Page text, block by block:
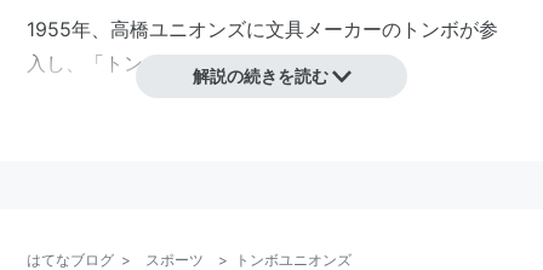
1955年、高橋ユニオンズに文具メーカーのトンボが参
入し、「トンボユニオンズ」となる。
解説の続きを読む
はてなブログ > スポーツ >
トンボユニオンズ